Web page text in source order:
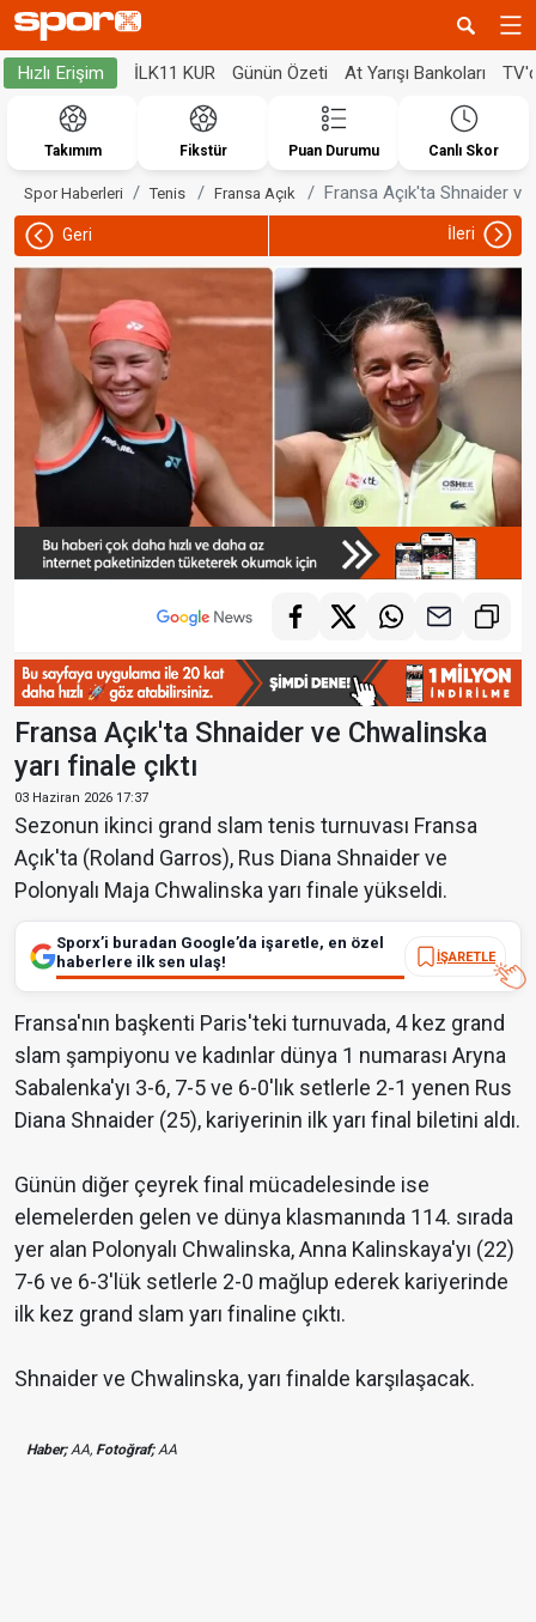
Hızlı Erişim İLK11 KUR Günün Özeti At Yarışı Bankoları
Takımım Fikstür Puan Durumu Canlı Skor
Spor Haberleri Tenis Fransa Açık Fransa Açık'ta Shnaider ve
Geri İleri
Fransa Açık'ta Shnaider ve Chwalinska
yarı finale çıktı
03 Haziran 2026 17:37
Sezonun ikinci grand slam tenis turnuvası Fransa
Açık'ta (Roland Garros), Rus Diana Shnaider ve
Polonyalı Maja Chwalinska yarı finale yükseldi.
Sporx’i buradan Google’da işaretle, en özel
haberlere ilk sen ulaş!
İŞARETLE
Fransa'nın başkenti Paris'teki turnuvada, 4 kez grand
slam şampiyonu ve kadınlar dünya 1 numarası Aryna
Sabalenka'yı 3-6, 7-5 ve 6-0'lık setlerle 2-1 yenen Rus
Diana Shnaider (25), kariyerinin ilk yarı final biletini aldı.
Günün diğer çeyrek final mücadelesinde ise
elemelerden gelen ve dünya klasmanında 114. sırada
yer alan Polonyalı Chwalinska, Anna Kalinskaya'yı (22)
7-6 ve 6-3'lük setlerle 2-0 mağlup ederek kariyerinde
ilk kez grand slam yarı finaline çıktı.
Shnaider ve Chwalinska, yarı finalde karşılaşacak.
Haber;AA, Fotoğraf;AA